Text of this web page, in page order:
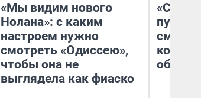
«Мы видим нового
Нолана»: с каким
настроем нужно
смотреть «Одиссею»,
чтобы она не
выглядела как фиаско